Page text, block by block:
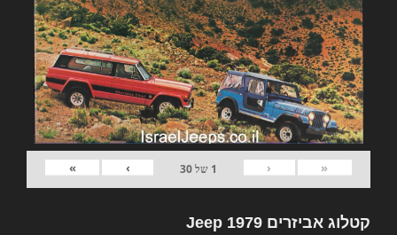
«
‹
1 של30
›
»
קטלוג אביזרים 1979 Jeep